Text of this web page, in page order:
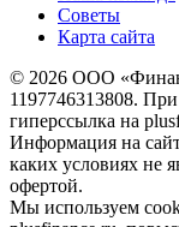
Советы
Карта сайта
© 2026 ООО
1197746313808.
гиперссылка на
Информация на
каких условиях не
офертой.
Мы используем